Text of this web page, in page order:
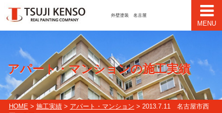
外壁塗装 名古屋
MENU
アパート・マンションの施工実績
HOME> 施工実績> アパート・マンション > 2013.7.11 名古屋市西